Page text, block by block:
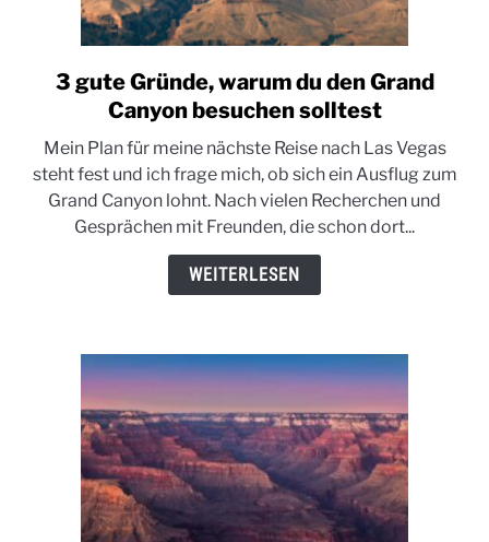
link
to
gute
Gründe,
warum
du
den
solltest
3 gute Gründe, warum du den Grand
Canyon besuchen solltest
Mein Plan für meine nächste Reise nach Las Vegas
steht fest und ich frage mich, ob sich ein Ausflug zum
Grand Canyon lohnt. Nach vielen Recherchen und
Gesprächen mit Freunden, die schon dort...
WEITERLESEN